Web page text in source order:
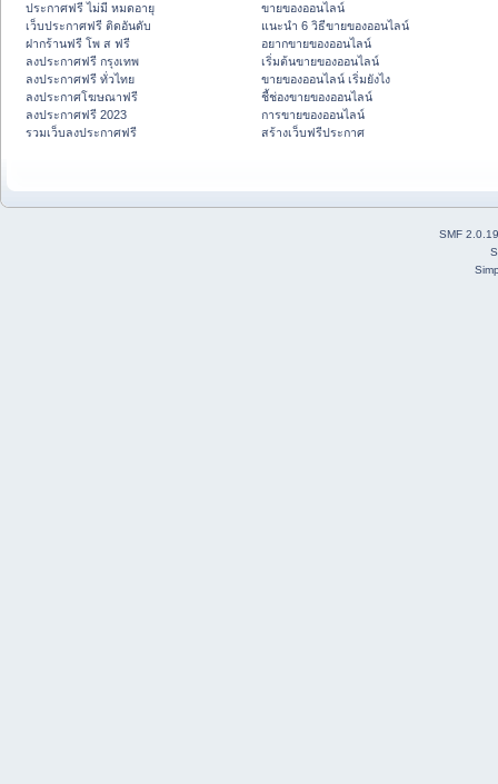
ประกาศฟรี ไม่มี หมดอายุ
เว็บประกาศฟรี ติดอันดับ
ฝากร้านฟรี โพ ส ฟรี
ลงประกาศฟรี กรุงเทพ
ลงประกาศฟรี ทั่วไทย
ลงประกาศโฆษณาฟรี
ลงประกาศฟรี 2023
รวมเว็บลงประกาศฟรี
ขายของออนไลน์
แนะนำ 6 วิธีขายของออนไลน์
อยากขายของออนไลน์
เริ่มต้นขายของออนไลน์
ขายของออนไลน์ เริ่มยังไง
ชี้ช่องขายของออนไลน์
การขายของออนไลน์
สร้างเว็บฟรีประกาศ
SMF 2.0.19